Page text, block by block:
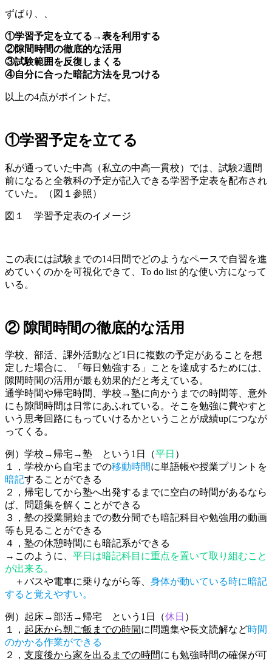
ずばり、、
①学習予定を立てる→表を利用する
②隙間時間の徹底的な活用
③試験範囲を反復しまくる
④自分に合った暗記方法を見つける
以上の4点がポイントだ。
①学習予定を立てる
私が通っていた中高（私立の中高一貫校）では、試験2週間
前になると全教科の予定が記入できる学習予定表を配布され
ていた。（図１参照）
図１ 学習予定表のイメージ
この表には試験までの14日間でどのようなペースで自習を進
めていくのかを可視化できて、To do list 的な使い方になって
いる。
② 隙間時間の徹底的な活用
学校、部活、課外活動など1日に複数の予定があることを想
定した場合に、「毎日勉強する」ことを達成するためには、
隙間時間の活用が最も効果的だと考えている。
通学時間や帰宅時間、学校→塾に向かうまでの時間等、意外
にも隙間時間は日常にあふれている。そこを勉強に費やすと
いう思考回路にもっていけるかということが成績upにつなが
ってくる。
例）学校→帰宅→塾 という1日（平日 ）
１，学校から自宅までの移動時間に単語帳や授業プリントを
暗記することができる
２，帰宅してから塾へ出発するまでに空白の時間があるなら
ば、問題集を解くことができる
３，塾の授業開始までの数分間でも暗記科目や勉強用の動画
等も見ることができる
４，塾の休憩時間にも暗記系ができる
→このように、 平日は暗記科目に重点を置いて取り組むこと
が出来る。
＋バスや電車に乗りながら等、 身体が動いている時に暗記
すると覚えやすい。
例）起床→部活→帰宅 という1日（休日 ）
１， 起床から朝ご飯までの時間に問題集や長文読解など時間
のかかる作業ができる
２， 支度後から家を出るまでの時間にも勉強時間の確保が可